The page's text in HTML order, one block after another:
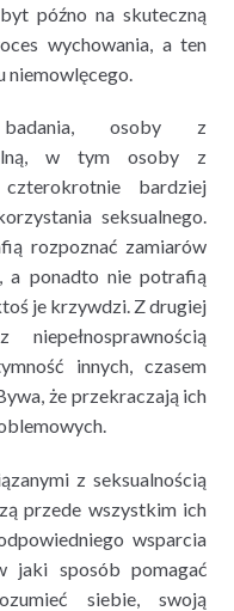
późno na skuteczną
wychowania, a ten
niemowlęcego.
osoby z
w tym osoby z
bardziej
seksualnego.
rozpoznać zamiarów
a ponadto nie potrafią
je krzywdzi. Z drugiej
innych, czasem
że przekraczają ich
z seksualnością
przede wszystkim ich
wsparcia
jaki sposób pomagać
siebie, swoją